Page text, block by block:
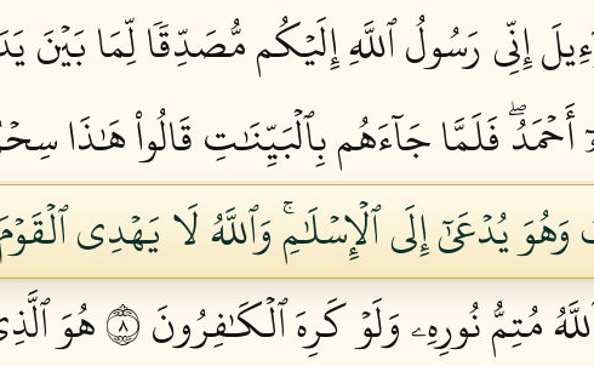
إِنِّي رَسُولُ ٱللَّهِ إِلَيۡكُم مُّصَدِّقٗا لِّمَا بَيۡنَ
فَلَمَّا جَآءَهُم بِٱلۡبَيِّنَٰتِ قَالُواْ هَٰذَا
يُدۡعَىٰٓ إِلَى ٱلۡإِسۡلَٰمِۚ وَٱللَّهُ لَا يَهۡدِي
مُتِمُّ نُورِهِۦ وَلَوۡ كَرِهَ ٱلۡكَٰفِرُونَ ٨
هُوَ